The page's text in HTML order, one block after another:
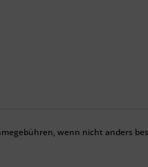
wenn nicht anders